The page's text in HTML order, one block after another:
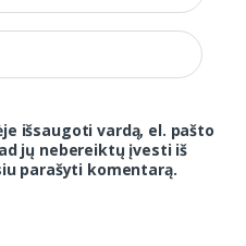
išsaugoti vardą, el. pašto
jų nebereiktų įvesti iš
parašyti komentarą.